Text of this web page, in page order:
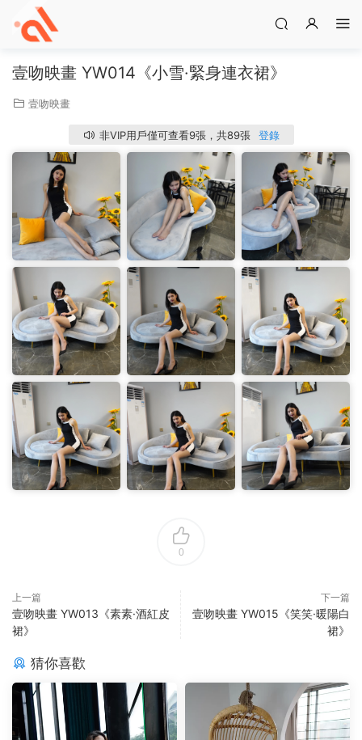
壹吻映畫 YW014《小雪·緊身連衣裙》
壹吻映畫
非VIP用戶僅可查看9張，共89張 登錄
0
上一篇
壹吻映畫 YW013《素素·酒紅皮
裙》
下一篇
壹吻映畫 YW015《笑笑·暖陽白
裙》
猜你喜歡